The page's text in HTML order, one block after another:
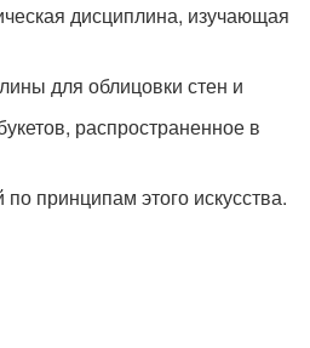
дисциплина, изучающая
для облицовки стен и
распространенное в
принципам этого искусства.